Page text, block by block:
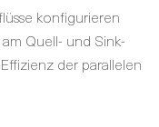
konfigurieren
Quell- und Sink-
der parallelen